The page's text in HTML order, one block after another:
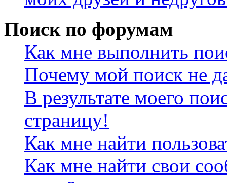
Поиск по форумам
Как мне выполнить
Почему мой поиск не
В результате моего
страницу!
Как мне найти
Как мне найти свои